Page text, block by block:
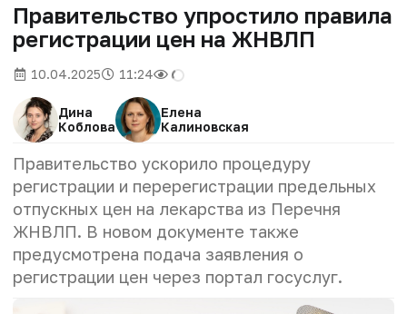
Правительство упростило правила
регистрации цен на ЖНВЛП
10.04.2025 11:24
Дина
Коблова
Елена
Калиновская
Правительство ускорило процедуру
регистрации и перерегистрации предельных
отпускных цен на лекарства из Перечня
ЖНВЛП. В новом документе также
предусмотрена подача заявления о
регистрации цен через портал госуслуг.